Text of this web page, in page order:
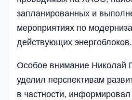
запланированных и
мероприятиях по
действующих энергоблоков.
Особое внимание Николай
уделил перспективам
в частности,